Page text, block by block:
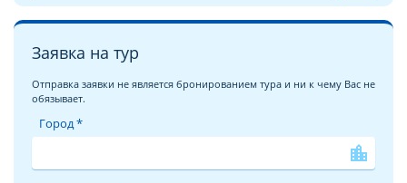
Андаманского моря, это сочные фрукты, кокосы, дары моря
и улыбки местных жителей. Только здесь отдых комфортен
на протяжении всего года, ведь туристический сезон
плавно перетекает из одной климатической зоны в другую.
Загадочный Тайланд ждёт Вас!
Мы хотели бы рассказать вам об отеле
царящую в нем, через подробные и красочные
Заявка на тур
Отправка заявки не является бронированием тура и ни к чему Вас не
обязывает.
Город *
location_city